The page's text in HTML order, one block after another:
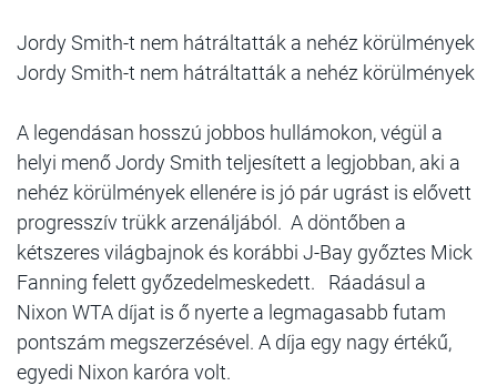
Jordy Smith-t nem hátráltatták a nehéz körülmények
Jordy Smith-t nem hátráltatták a nehéz körülmények
A legendásan hosszú jobbos hullámokon, végül a
helyi menő Jordy Smith teljesített a legjobban, aki a
nehéz körülmények ellenére is jó pár ugrást is elővett
progresszív trükk arzenáljából. A döntőben a
kétszeres világbajnok és korábbi J-Bay győztes Mick
Fanning felett győzedelmeskedett. Ráadásul a
Nixon WTA díjat is ő nyerte a legmagasabb futam
pontszám megszerzésével. A díja egy nagy értékű,
egyedi Nixon karóra volt.